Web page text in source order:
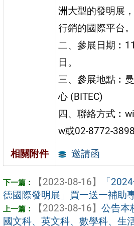
洲大型的發明展
行銷的國際平台。
二、參展日期
日。
三、參展地點︰
心 (BITEC)
四、聯絡方式
w或02-8772-
相關附件
邀請函
【2023-08-16】
「
德國際發明展」買一送一補助
【2023-08-16】 公告本
國文科、英文科、數學科、生